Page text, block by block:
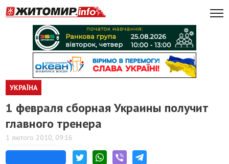
УКРАЇНА
1 февраля сборная Украины получит
главного тренера
1 лютого 2010, 09:16